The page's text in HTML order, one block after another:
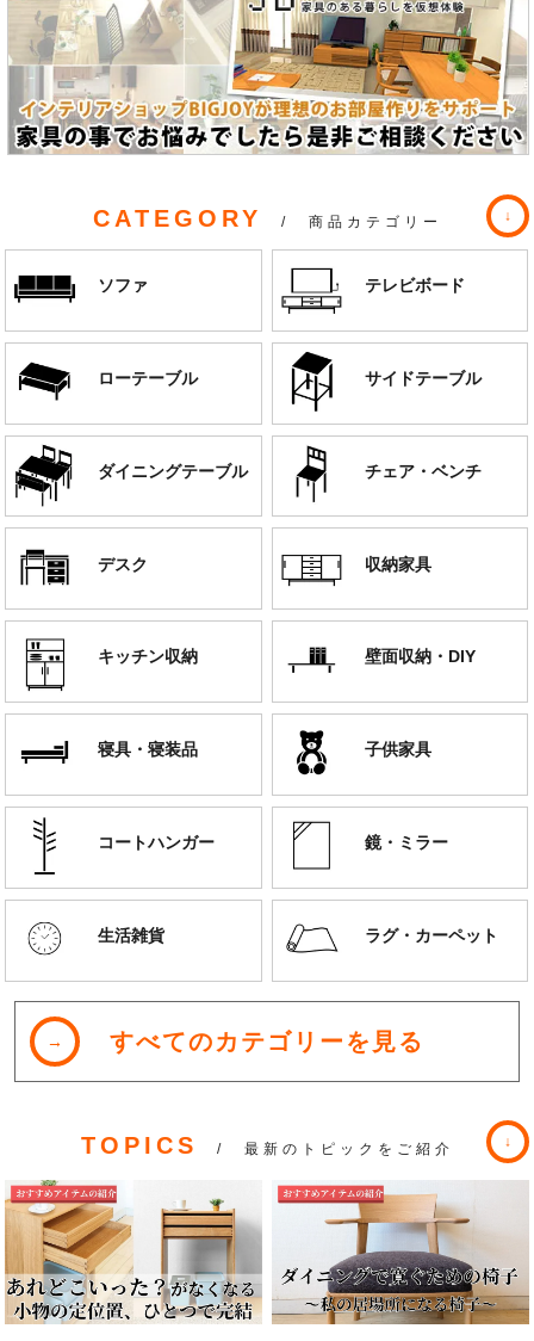
CATEGORY / 商品カテゴリー
ソファ テレビボード
ローテーブル サイドテーブル
ダイニングテーブル チェア・ベンチ
デスク 収納家具
キッチン収納 壁面収納・DIY
寝具・寝装品 子供家具
コートハンガー 鏡・ミラー
生活雑貨 ラグ・カーペット
すべてのカテゴリーを見る
TOPICS / 最新のトピックをご紹介